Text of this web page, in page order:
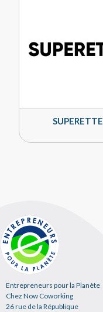
SUPERETTE
Entrepreneurs pour la Planète
Chez Now Coworking
26 rue de la République